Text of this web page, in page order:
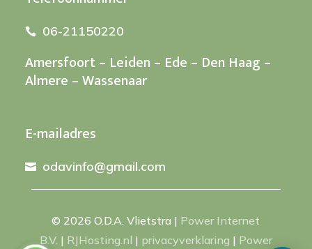
 06-21150220
Amersfoort – Leiden – Ede – Den Haag –
Almere – Wassenaar
E-mailadres
 odavinfo@gmail.com
© 2026 O.D.A. Vlietstra | Power Internet
B.V. | RJHosting.nl | privacyverklaring | Power